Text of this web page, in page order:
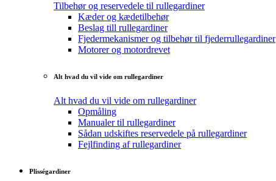
Tilbehør og reservedele til rullegardiner
Kæder og kædetilbehør
Beslag till rullegardiner
Fjedermekanismer og tilbehør til fjederrullegardiner
Motorer og motordrevet
Alt hvad du vil vide om rullegardiner
Alt hvad du vil vide om rullegardiner
Opmåling
Manualer til rullegardiner
Sådan udskiftes reservedele på rullegardiner
Fejlfinding af rullegardiner
Plisségardiner